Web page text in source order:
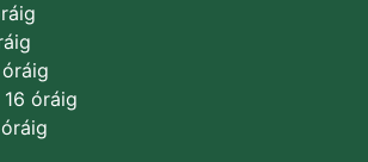
óráig